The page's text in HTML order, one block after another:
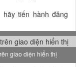
tiến hành đăng
giao diện hiển thị